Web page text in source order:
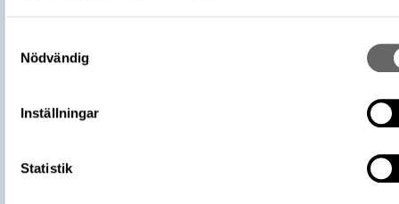
Nödvändig
Inställningar
Statistik
Undersökare
https://samlingar.shm.se/object/
ABD6-4BF1-A952-3BE0AC7C83E5